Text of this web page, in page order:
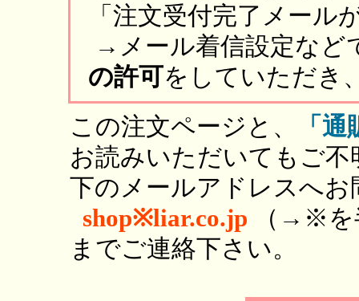
「注文受付完了メール
→メール着信設定など
の許可をしていただき
この注文ページと、
「
お読みいただいてもご
下のメールアドレスへ
shop※liar.co.jp （→※を
までご連絡下さい。